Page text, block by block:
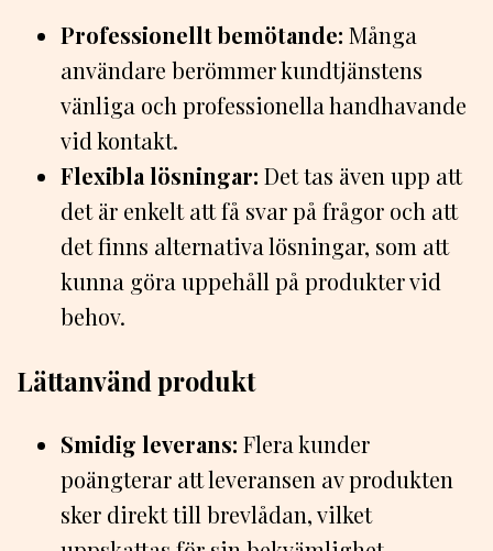
Professionellt bemötande: Många
användare berömmer kundtjänstens
vänliga och professionella handhavande
vid kontakt.
Flexibla lösningar: Det tas även upp att
det är enkelt att få svar på frågor och att
det finns alternativa lösningar, som att
kunna göra uppehåll på produkter vid
behov.
Lättanvänd produkt
Smidig leverans: Flera kunder
poängterar att leveransen av produkten
sker direkt till brevlådan, vilket